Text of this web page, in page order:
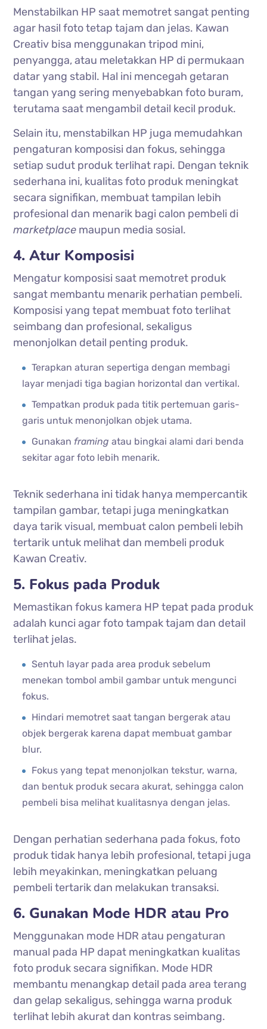
Menstabilkan HP saat memotret sangat penting
agar hasil foto tetap tajam dan jelas. Kawan
Creativ bisa menggunakan tripod mini,
penyangga, atau meletakkan HP di permukaan
datar yang stabil. Hal ini mencegah getaran
tangan yang sering menyebabkan foto buram,
terutama saat mengambil detail kecil produk.
Selain itu, menstabilkan HP juga memudahkan
pengaturan komposisi dan fokus, sehingga
setiap sudut produk terlihat rapi. Dengan teknik
sederhana ini, kualitas foto produk meningkat
secara signifikan, membuat tampilan lebih
profesional dan menarik bagi calon pembeli di
marketplace maupun media sosial.
4. Atur Komposisi
Mengatur komposisi saat memotret produk
sangat membantu menarik perhatian pembeli.
Komposisi yang tepat membuat foto terlihat
seimbang dan profesional, sekaligus
menonjolkan detail penting produk.
Terapkan aturan sepertiga dengan membagi
layar menjadi tiga bagian horizontal dan vertikal.
Tempatkan produk pada titik pertemuan garis-
garis untuk menonjolkan objek utama.
Gunakan framing atau bingkai alami dari benda
sekitar agar foto lebih menarik.
Teknik sederhana ini tidak hanya mempercantik
tampilan gambar, tetapi juga meningkatkan
daya tarik visual, membuat calon pembeli lebih
tertarik untuk melihat dan membeli produk
Kawan Creativ.
5. Fokus pada Produk
Memastikan fokus kamera HP tepat pada produk
adalah kunci agar foto tampak tajam dan detail
terlihat jelas.
Sentuh layar pada area produk sebelum
menekan tombol ambil gambar untuk mengunci
fokus.
Hindari memotret saat tangan bergerak atau
objek bergerak karena dapat membuat gambar
blur.
Fokus yang tepat menonjolkan tekstur, warna,
dan bentuk produk secara akurat, sehingga calon
pembeli bisa melihat kualitasnya dengan jelas.
Dengan perhatian sederhana pada fokus, foto
produk tidak hanya lebih profesional, tetapi juga
lebih meyakinkan, meningkatkan peluang
pembeli tertarik dan melakukan transaksi.
6. Gunakan Mode HDR atau Pro
Menggunakan mode HDR atau pengaturan
manual pada HP dapat meningkatkan kualitas
foto produk secara signifikan. Mode HDR
membantu menangkap detail pada area terang
dan gelap sekaligus, sehingga warna produk
terlihat lebih akurat dan kontras seimbang.